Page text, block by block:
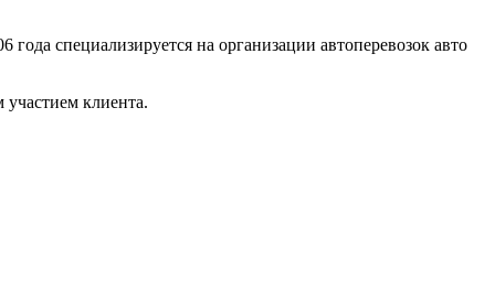
специализируется на организации автоперевозок авто
клиента.